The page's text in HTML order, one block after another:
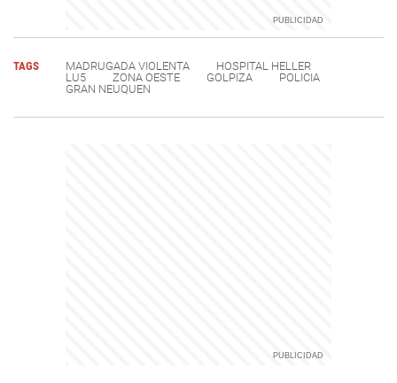
TAGS MADRUGADA VIOLENTA
HOSPITAL HELLER
LU5
ZONA OESTE GOLPIZA
POLICIA
GRAN NEUQUEN